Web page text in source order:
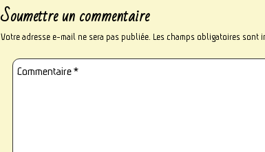
Soumettre un commentaire
Votre adresse e-mail ne sera pas publiée. Les champs obligatoires sont